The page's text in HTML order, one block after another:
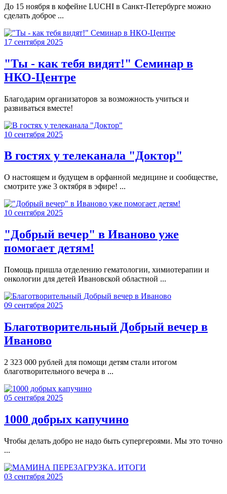
До 15 ноября в кофейне LUCHI в Санкт-Петербурге можно
сделать доброе ...
17 сентября 2025
"Ты - как тебя видят!" Семинар в
НКО-Центре
Благодарим организаторов за возможность учиться и
развиваться вместе!
10 сентября 2025
В гостях у телеканала "Доктор"
О настоящем и будущем в орфанной медицине и сообществе,
смотрите уже 3 октября в эфире! ...
10 сентября 2025
"Добрый вечер" в Иваново уже
помогает детям!
Помощь пришла отделению гематологии, химиотерапии и
онкологии для детей Ивановской областной ...
09 сентября 2025
Благотворительный Добрый вечер в
Иваново
2 323 000 рублей для помощи детям стали итогом
благотворительного вечера в ...
05 сентября 2025
1000 добрых капучино
Чтобы делать добро не надо быть супергероями. Мы это точно
...
03 сентября 2025